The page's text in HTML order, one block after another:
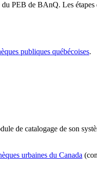
PEB de BAnQ. Les étapes
publiques québécoises.
de catalogage de son
urbaines du Canada